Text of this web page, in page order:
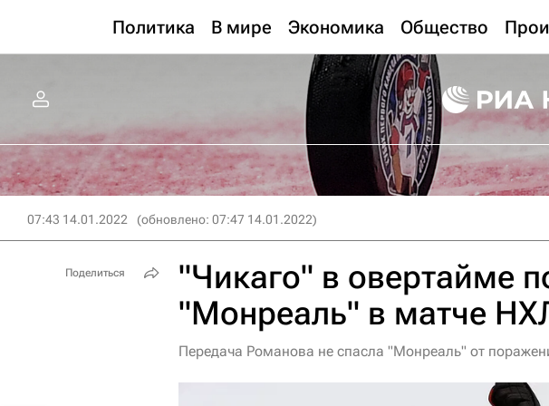
Политика В мире Экономика Общество
07:43 14.01.2022 (обновлено: 07:47 14.01.2022)
"Чикаго" в овертайме
"Монреаль" в матче
Передача Романова не спасла "Монреаль" от
Поделиться